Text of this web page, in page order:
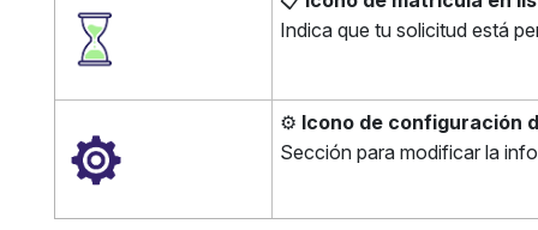
Indica que tu solicitud está
⚙️ Icono de configuración
Sección para modificar la